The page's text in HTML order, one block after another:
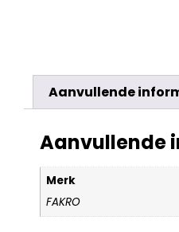
Aanvullende
Aanvullende
Merk
FAKRO